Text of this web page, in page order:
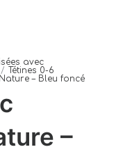
avec
/
Tétines 0-6
– Bleu foncé
–